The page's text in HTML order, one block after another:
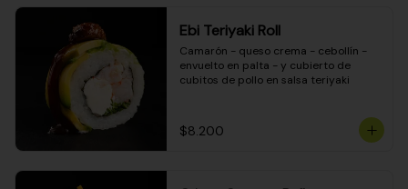
Ebi Teriyaki Roll
Camarón - queso crema - cebollín -
envuelto en palta - y cubierto de
cubitos de pollo en salsa teriyaki
$8.200